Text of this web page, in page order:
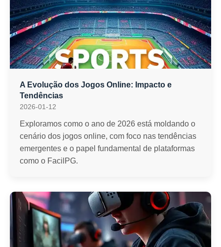
A Evolução dos Jogos Online: Impacto e
Tendências
2026-01-12
Exploramos como o ano de 2026 está moldando o
cenário dos jogos online, com foco nas tendências
emergentes e o papel fundamental de plataformas
como o FacilPG.